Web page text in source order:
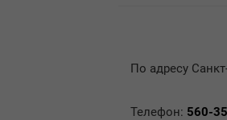
По адресу
Телефон: 560-